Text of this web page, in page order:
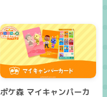
ポケ森 マイキャンパーカ